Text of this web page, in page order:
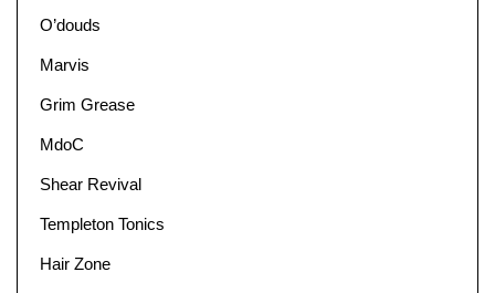
O’douds
Marvis
Grim Grease
MdoC
Shear Revival
Templeton Tonics
Hair Zone